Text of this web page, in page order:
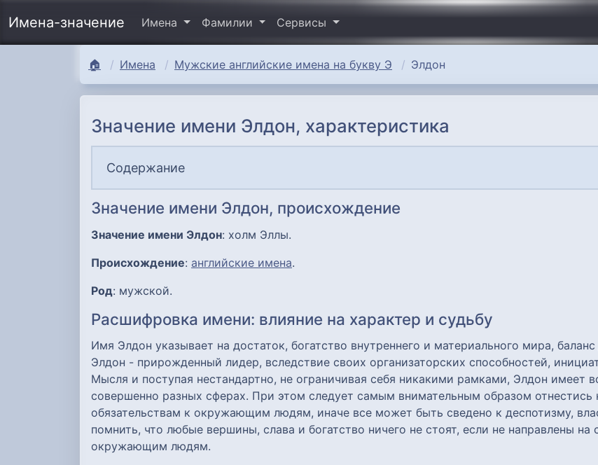
Имена-значение Имена Фамилии Сервисы
🏠 Имена Мужские английские имена на букву Э Элдон
Значение имени Элдон, характеристика
Содержание
Значение имени Элдон, происхождение
Значение имени Элдон: холм Эллы.
Происхождение: английские имена.
Род: мужской.
Расшифровка имени: влияние на характер и судьбу
Имя Элдон указывает на достаток, богатство внутреннего и материального мира,
Элдон - прирожденный лидер, вследствие своих организаторских способностей,
Мысля и поступая нестандартно, не ограничивая себя никакими рамками, Элдон имеет
совершенно разных сферах. При этом следует самым внимательным образом
обязательствам к окружающим людям, иначе все может быть сведено к деспотизму,
помнить, что любые вершины, слава и богатство ничего не стоят, если не направлены
окружающим людям.